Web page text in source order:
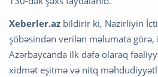
Xeberler.az bildirir ki, Nazirliyin
şöbəsindən verilən məlumata
Azərbaycanda ilk dəfə olaraq
xidmət eşitmə və nitq